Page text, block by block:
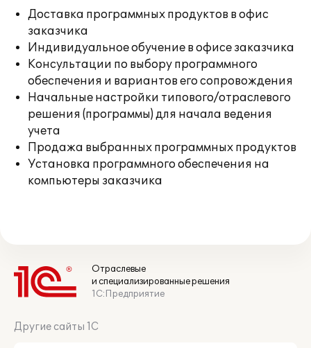
Доставка программных продуктов в офис
заказчика
Индивидуальное обучение в офисе заказчика
Консультации по выбору программного
обеспечения и вариантов его сопровождения
Начальные настройки типового/отраслевого
решения (программы) для начала ведения
учета
Продажа выбранных программных продуктов
Установка программного обеспечения на
компьютеры заказчика
Отраслевые
и специализированные решения
1С:Предприятие
Другие сайты 1С